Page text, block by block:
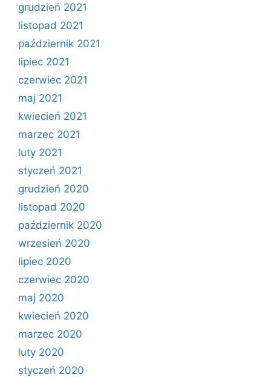
grudzień 2021
listopad 2021
październik 2021
lipiec 2021
czerwiec 2021
maj 2021
kwiecień 2021
marzec 2021
luty 2021
styczeń 2021
grudzień 2020
listopad 2020
październik 2020
wrzesień 2020
lipiec 2020
czerwiec 2020
maj 2020
kwiecień 2020
marzec 2020
luty 2020
styczeń 2020